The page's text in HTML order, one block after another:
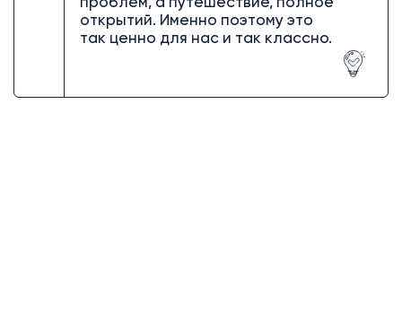
открытий. Именно поэтому это
так ценно для нас и так классно.